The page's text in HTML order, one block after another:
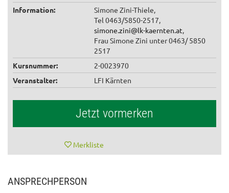
Information:
Simone Zini-Thiele,
Tel 0463/5850-2517,
simone.zini@lk-kaernten.at,
Frau Simone Zini unter 0463/ 5850
2517
Kursnummer:
2-0023970
Veranstalter:
LFI Kärnten
Jetzt vormerken
Merkliste
ANSPRECHPERSON